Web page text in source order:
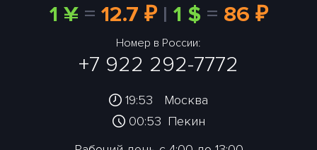
1 ¥= 12.7 ₽| 1 $ = 86 ₽
Номер в России:
+7 922 292-7772
19:53
Москва
00:53 Пекин